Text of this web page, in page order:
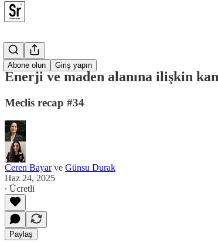
Abone olun Giriş yapın
Meclis
Enerji ve maden alanına ilişkin
Meclis recap #34
Ceren Bayarve Günsu Durak
Haz 24, 2025
∙ Ücretli
Paylaş